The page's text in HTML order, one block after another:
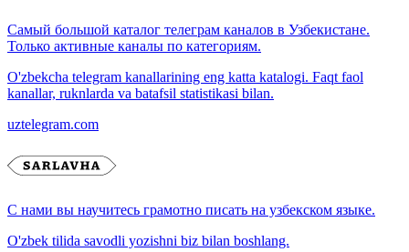
Самый большой каталог телеграм каналов в Узбекистане.
Только активные каналы по категориям.
O'zbekcha telegram kanallarining eng katta katalogi. Faqt faol
kanallar, ruknlarda va batafsil statistikasi bilan.
uztelegram.com
С нами вы научитесь грамотно писать на узбекском языке.
O'zbek tilida savodli yozishni biz bilan boshlang.